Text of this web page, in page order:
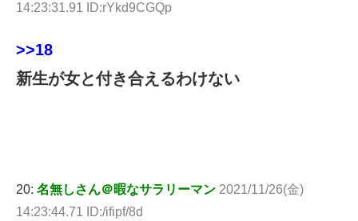
14:23:31.91 ID:rYkd9CGQp
>>18
新生が女と付き合えるわけない
20: 名無しさん＠暇なサラリーマン 2021/11/26(金)
14:23:44.71 ID:/ifipf/8d